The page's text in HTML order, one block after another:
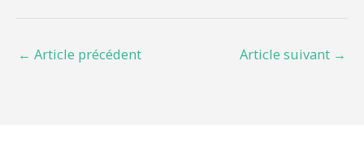
← Article précédent Article suivant →